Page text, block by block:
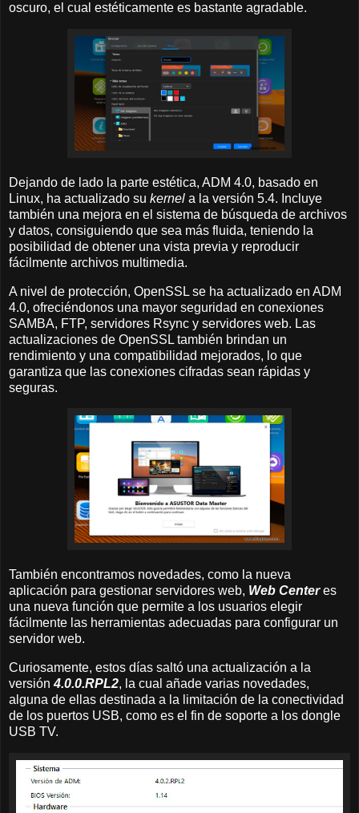
oscuro, el cual estéticamente es bastante agradable.
Dejando de lado la parte estética, ADM 4.0, basado en
Linux, ha actualizado su kernel a la versión 5.4. Incluye
también una mejora en el sistema de búsqueda de archivos
y datos, consiguiendo que sea más fluida, teniendo la
posibilidad de obtener una vista previa y reproducir
fácilmente archivos multimedia.
A nivel de protección, OpenSSL se ha actualizado en ADM
4.0, ofreciéndonos una mayor seguridad en conexiones
SAMBA, FTP, servidores Rsync y servidores web. Las
actualizaciones de OpenSSL también brindan un
rendimiento y una compatibilidad mejorados, lo que
garantiza que las conexiones cifradas sean rápidas y
seguras.
También encontramos novedades, como la nueva
aplicación para gestionar servidores web, Web Centeres
una nueva función que permite a los usuarios elegir
fácilmente las herramientas adecuadas para configurar un
servidor web.
Curiosamente, estos días saltó una actualización a la
versión4.0.0.RPL2, la cual añade varias novedades,
alguna de ellas destinada a la limitación de la conectividad
de los puertos USB, como es el fin de soporte a los dongle
USB TV.